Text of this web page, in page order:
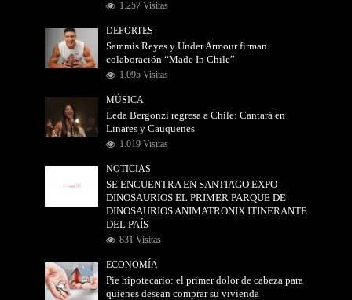
1.257 Visitas
DEPORTES
Sammis Reyes y Under Armour firman
colaboración “Made In Chile”
1.095 Visitas
MÚSICA
Leda Bergonzi regresa a Chile: Cantará en
Linares y Cauquenes
1.019 Visitas
NOTICIAS
SE ENCUENTRA EN SANTIAGO EXPO
DINOSAURIOS EL PRIMER PARQUE DE
DINOSAURIOS ANIMATRONIX ITINERANTE
DEL PAÍS
831 Visitas
ECONOMÍA
Pie hipotecario: el primer dolor de cabeza para
quienes desean comprar su vivienda